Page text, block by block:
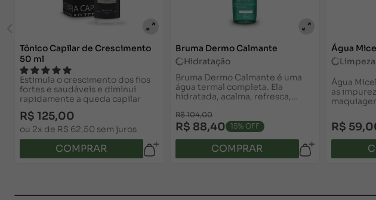
Tônico Capilar de Crescimento
50 ml
Estimula o crescimento dos fios
fortes e saudáveis e diminui
rapidamente a queda capilar
R$ 125,00
ou 2x de R$ 62,50 sem juros
COMPRAR
Bruma Dermo Calmante
Hidratação
Bruma Dermo Calmante é uma
água termal completa. Ela
hidratada, acalma, refresca,
ser usada várias vezes ao dia.
Conheça.
R$ 104,00
R$ 88,40 15% OFF
COMPRAR
Água
Água
as
peles.
R$